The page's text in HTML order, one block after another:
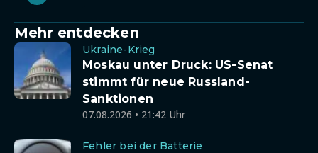
Mehr entdecken
Ukraine-Krieg
Moskau unter Druck: US-Senat
stimmt für neue Russland-
Sanktionen
07.08.2026 • 21:42 Uhr
Fehler bei der Batterie